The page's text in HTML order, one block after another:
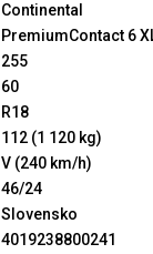
Continental
PremiumContact 6
255
60
R18
112 (1 120 kg)
V (240 km/h)
46/24
Slovensko
4019238800241